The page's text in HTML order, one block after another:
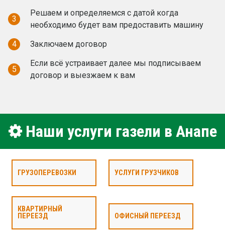
3
Решаем и определяемся с датой когда
необходимо будет вам предоставить машину
4
Заключаем договор
5
Если всё устраивает далее мы подписываем
договор и выезжаем к вам
Наши услуги газели в Анапе
ГРУЗОПЕРЕВОЗКИ УСЛУГИ ГРУЗЧИКОВ
КВАРТИРНЫЙ
ПЕРЕЕЗД
ОФИСНЫЙ ПЕРЕЕЗД